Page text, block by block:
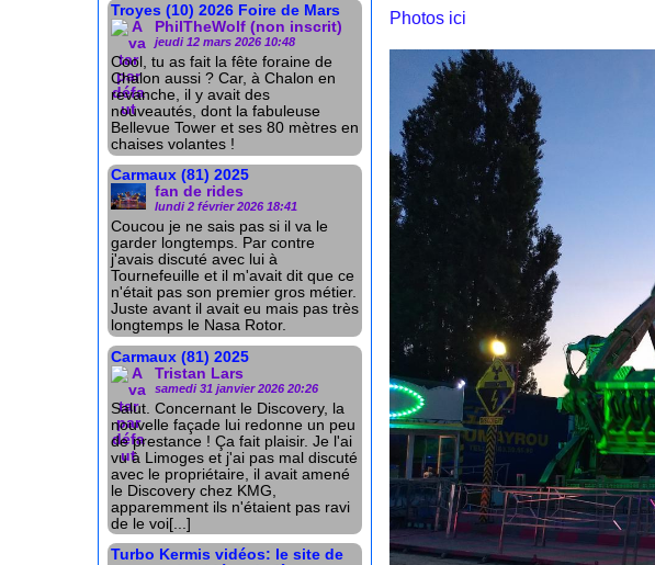
Troyes (10) 2026 Foire de Mars
PhilTheWolf (non inscrit)
jeudi 12 mars 2026 10:48
Cool, tu as fait la fête foraine de
Chalon aussi ? Car, à Chalon en
revanche, il y avait des
nouveautés, dont la fabuleuse
Bellevue Tower et ses 80 mètres en
chaises volantes !
Carmaux (81) 2025
fan de rides
lundi 2 février 2026 18:41
Coucou je ne sais pas si il va le
garder longtemps. Par contre
j'avais discuté avec lui à
Tournefeuille et il m'avait dit que ce
n'était pas son premier gros métier.
Juste avant il avait eu mais pas très
longtemps le Nasa Rotor.
Carmaux (81) 2025
Tristan Lars
samedi 31 janvier 2026 20:26
Salut. Concernant le Discovery, la
nouvelle façade lui redonne un peu
de prestance ! Ça fait plaisir. Je l'ai
vu à Limoges et j'ai pas mal discuté
avec le propriétaire, il avait amené
le Discovery chez KMG,
apparemment ils n'étaient pas ravi
de le voi[...]
Turbo Kermis vidéos: le site de
Photos ici